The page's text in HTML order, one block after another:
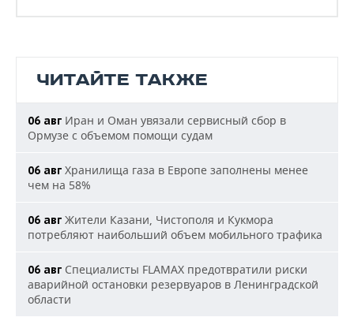
ЧИТАЙТЕ ТАКЖЕ
06 авг Иран и Оман увязали сервисный сбор в
Ормузе с объемом помощи судам
06 авг Хранилища газа в Европе заполнены менее
чем на 58%
06 авг Жители Казани, Чистополя и Кукмора
потребляют наибольший объем мобильного трафика
06 авг Специалисты FLAMAX предотвратили риски
аварийной остановки резервуаров в Ленинградской
области